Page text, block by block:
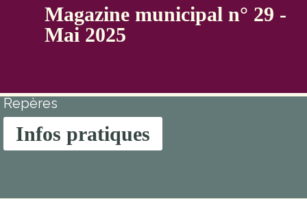
Magazine municipal n° 29 -
Mai 2025
Repères
Infos pratiques